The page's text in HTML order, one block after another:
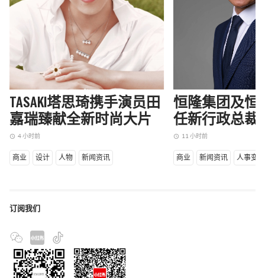
TASAKI塔思琦携手演员田
嘉瑞臻献全新时尚大片
access_time 4 小时前
商业 设计 人物 新闻资讯
恒隆集团及恒
任新行政总裁
access_time 11 小时前
商业 新闻资讯 人事变动
订阅我们